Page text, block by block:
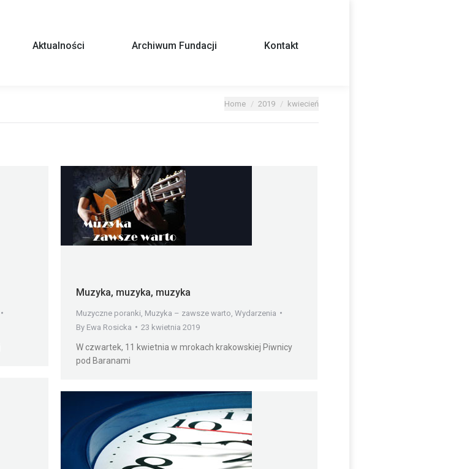
Aktualności Archiwum Fundacji Kontakt
Home 2019 kwiecień
Muzyka, muzyka, muzyka
Muzyczne poranki Muzyka – zawsze warto Wydarzenia
By Ewa Rosicka 23 kwietnia 2019
W czwartek, 11 kwietnia w mrokach krakowskiej Piwnicy
pod Baranami